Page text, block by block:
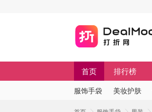
首页 排行榜
服饰手袋 美妆护肤